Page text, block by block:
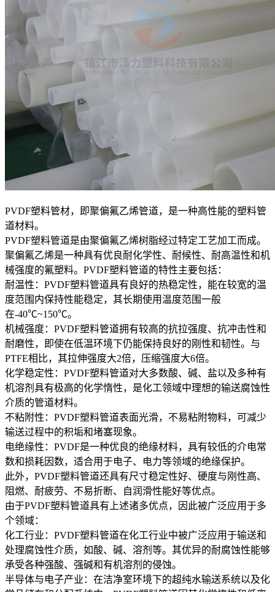
PVDF塑料管材，即聚偏氟乙烯管道，是一种高性能的塑料管
道材料。
PVDF塑料管道是由聚偏氟乙烯树脂经过特定工艺加工而成。
聚偏氟乙烯是一种具有优良耐化学性、耐候性、耐高温性和机
械强度的氟塑料。PVDF塑料管道的特性主要包括：
‌耐温性‌：PVDF塑料管道具有良好的热稳定性，能在较宽的温
度范围内保持性能稳定，其长期使用温度范围一般
在-40℃~150℃。
‌机械强度‌：PVDF塑料管道拥有较高的抗拉强度、抗冲击性和
耐磨性，即使在低温环境下仍能保持良好的刚性和韧性。与
PTFE相比，其拉伸强度大2倍，压缩强度大6倍。
‌化学稳定性‌：PVDF塑料管道对大多数酸、碱、盐以及多种有
机溶剂具有极高的化学惰性，是化工领域中理想的输送腐蚀性
介质的管道材料。
‌不粘附性‌：PVDF塑料管道表面光滑，不易粘附物料，可减少
输送过程中的积垢和堵塞现象。
‌电绝缘性‌：PVDF是一种优良的绝缘材料，具有较低的介电常
数和损耗因数，适合用于电子、电力等领域的绝缘保护。
此外，PVDF塑料管道还具有尺寸稳定性好、硬度与刚性高、
阻燃、耐疲劳、不易折断、自润滑性能好等优点。
由于PVDF塑料管道具有上述诸多优点，因此被广泛应用于多
个领域：
‌化工行业‌：PVDF塑料管道在化工行业中被广泛应用于输送和
处理腐蚀性介质，如酸、碱、溶剂等。其优异的耐腐蚀性能够
承受各种强酸、强碱和有机溶剂的侵蚀。
‌半导体与电子产业‌：在洁净室环境下的超纯水输送系统以及化